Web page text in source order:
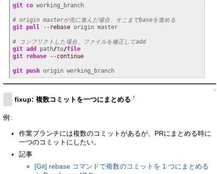
git co working_branch
# origin masterが先に進んだ場合、そこまでbaseを進める
git pull
--rebase origin master
# コンフリクトした場合、ファイルを修正してadd
git add
path/to/file
git rebase
--continue
git push origin working_branch
↑
fixup: 複数コミットを一つにまとめる †
例:
作業ブランチには複数のコミットがあるが、PRにまとめる時に
一つのコミットにしたい。
記事
[Git] rebase コマンドで複数のコミットを 1 つにまとめる